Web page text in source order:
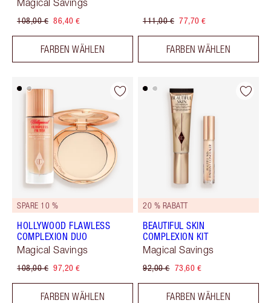
Magical Savings
108,00 € 86,40 €
FARBEN WÄHLEN
111,00 € 77,70 €
FARBEN WÄHLEN
SPARE 10 %
HOLLYWOOD FLAWLESS
COMPLEXION DUO
Magical Savings
108,00 € 97,20 €
FARBEN WÄHLEN
20 % RABATT
BEAUTIFUL SKIN
COMPLEXION KIT
Magical Savings
92,00 € 73,60 €
FARBEN WÄHLEN